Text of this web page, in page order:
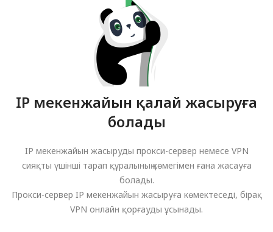
IP мекенжайын қалай жасыруға
болады
IP мекенжайын жасыруды прокси-сервер немесе VPN
сияқты үшінші тарап құралының көмегімен ғана жасауға
болады.
Прокси-сервер IP мекенжайын жасыруға көмектеседі, бірақ
VPN онлайн қорғауды ұсынады.